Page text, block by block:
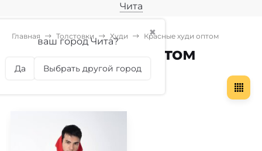
Чита
✖
ваш город Чита?
Да Выбрать другой город
Главная Толстовки Худи Красные худи оптом
Красные худи оптом